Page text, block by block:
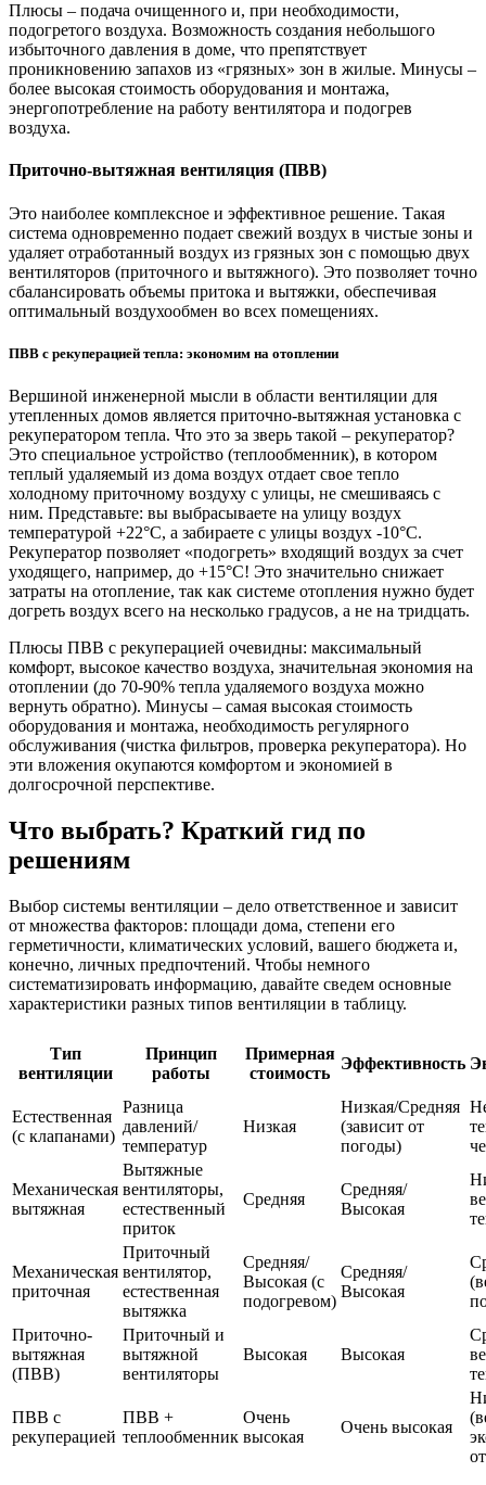
Плюсы – подача очищенного и, при необходимости,
подогретого воздуха. Возможность создания небольшого
избыточного давления в доме, что препятствует
проникновению запахов из «грязных» зон в жилые. Минусы –
более высокая стоимость оборудования и монтажа,
энергопотребление на работу вентилятора и подогрев
воздуха.
Приточно-вытяжная вентиляция (ПВВ)
Это наиболее комплексное и эффективное решение. Такая
система одновременно подает свежий воздух в чистые зоны и
удаляет отработанный воздух из грязных зон с помощью двух
вентиляторов (приточного и вытяжного). Это позволяет точно
сбалансировать объемы притока и вытяжки, обеспечивая
оптимальный воздухообмен во всех помещениях.
ПВВ с рекуперацией тепла: экономим на отоплении
Вершиной инженерной мысли в области вентиляции для
утепленных домов является приточно-вытяжная установка с
рекуператором тепла. Что это за зверь такой – рекуператор?
Это специальное устройство (теплообменник), в котором
теплый удаляемый из дома воздух отдает свое тепло
холодному приточному воздуху с улицы, не смешиваясь с
ним. Представьте: вы выбрасываете на улицу воздух
температурой +22°C, а забираете с улицы воздух -10°C.
Рекуператор позволяет «подогреть» входящий воздух за счет
уходящего, например, до +15°C! Это значительно снижает
затраты на отопление, так как системе отопления нужно будет
догреть воздух всего на несколько градусов, а не на тридцать.
Плюсы ПВВ с рекуперацией очевидны: максимальный
комфорт, высокое качество воздуха, значительная экономия на
отоплении (до 70-90% тепла удаляемого воздуха можно
вернуть обратно). Минусы – самая высокая стоимость
оборудования и монтажа, необходимость регулярного
обслуживания (чистка фильтров, проверка рекуператора). Но
эти вложения окупаются комфортом и экономией в
долгосрочной перспективе.
Что выбрать? Краткий гид по
решениям
Выбор системы вентиляции – дело ответственное и зависит
от множества факторов: площади дома, степени его
герметичности, климатических условий, вашего бюджета и,
конечно, личных предпочтений. Чтобы немного
систематизировать информацию, давайте сведем основные
характеристики разных типов вентиляции в таблицу.
Тип
вентиляции
Принцип
работы
Примерная
стоимость
Эффективность
Естественная
(с клапанами)
Разница
давлений/
температур
Низкая
Низкая/Средняя
(зависит от
погоды)
Механическая
вытяжная
Вытяжные
вентиляторы,
естественный
приток
Средняя
Средняя/
Высокая
Механическая
приточная
Приточный
вентилятор,
естественная
вытяжка
Средняя/
Высокая (с
подогревом)
Средняя/
Высокая
Приточно-
вытяжная
(ПВВ)
Приточный и
вытяжной
вентиляторы
Высокая Высокая
ПВВ с
рекуперацией
ПВВ +
теплообменник
Очень
высокая
Очень высокая